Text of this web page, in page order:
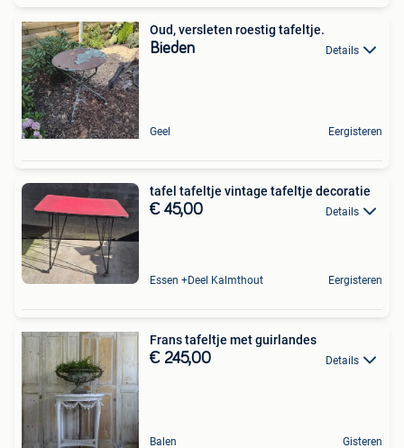
Oud, versleten roestig tafeltje.
Bieden Details
Geel Eergisteren
tafel tafeltje vintage tafeltje decoratie
€ 45,00 Details
Essen +Deel Kalmthout Eergisteren
Frans tafeltje met guirlandes
€ 245,00 Details
Balen Gisteren